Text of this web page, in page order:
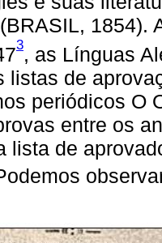
1854).
3, as Línguas
listas de
periódicos O
entre os
lista de